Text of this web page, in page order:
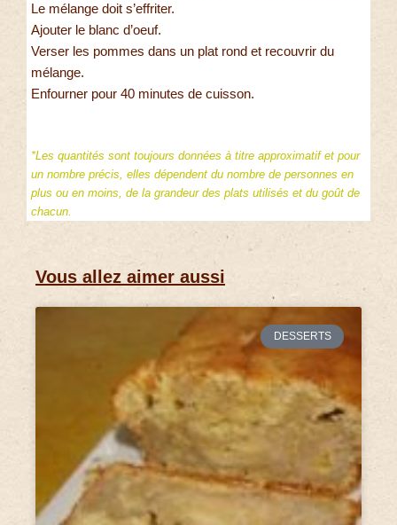
Le mélange doit s’effriter.
Ajouter le blanc d’oeuf.
Verser les pommes dans un plat rond et recouvrir du
mélange.
Enfourner pour 40 minutes de cuisson.
*Les quantités sont toujours données à titre approximatif et pour
un nombre précis, elles dépendent du nombre de personnes en
plus ou en moins, de la grandeur des plats utilisés et du goût de
chacun.
Vous allez aimer aussi
DESSERTS